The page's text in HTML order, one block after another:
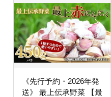
《先行予約・2026年発
送》 最上伝承野菜 【最